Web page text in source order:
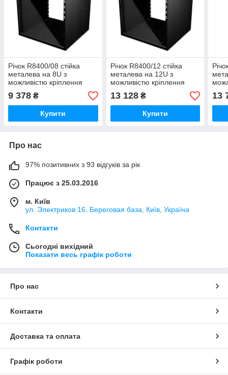
Річок R8400/08 стійка
металева на 8U з
можливістю кріплення
ручок R8490. Може бути
оснащена прозорими
9 378 ₴
Купити
Річок R8400/12 стійка
металева на 12U з
можливістю кріплення
ручок R8490. Може бути
оснащена прозорими
13 128₴
Купити
13
Про нас
97% позитивних з 93 відгуків за рік
Працює з 25.03.2016
м. Київ
ул. Электриков 16, Береговая база, Київ, Україна
Контакти
Сьогодні вихідний
Показати весь графік роботи
Про нас
Контакти
Доставка та оплата
Графік роботи